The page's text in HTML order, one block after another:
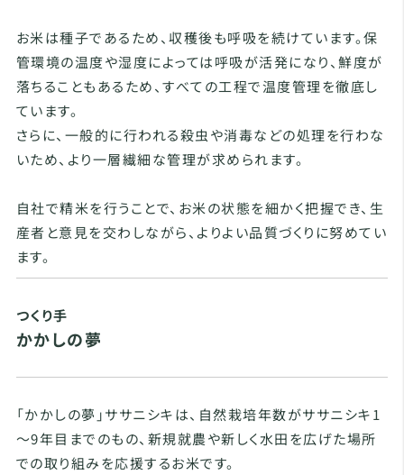
お米は種子であるため、収穫後も呼吸を続けています。保
管環境の温度や湿度によっては呼吸が活発になり、鮮度が
落ちることもあるため、すべての工程で温度管理を徹底し
ています。
さらに、一般的に行われる殺虫や消毒などの処理を行わな
いため、より一層繊細な管理が求められます。
自社で精米を行うことで、お米の状態を細かく把握でき、生
産者と意見を交わしながら、よりよい品質づくりに努めてい
ます。
つくり手
かかしの夢
「かかしの夢」ササニシキは、自然栽培年数がササニシキ1
～9年目までのもの、新規就農や新しく水田を広げた場所
での取り組みを応援するお米です。